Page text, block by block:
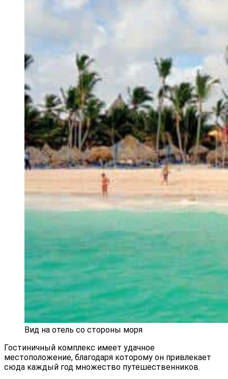
Вид на отель со стороны моря
Гостиничный комплекс имеет удачное
местоположение, благодаря которому он привлекает
сюда каждый год множество путешественников.